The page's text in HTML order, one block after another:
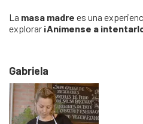
La masa madre es una
explorar ¡Anímense a
Gabriela